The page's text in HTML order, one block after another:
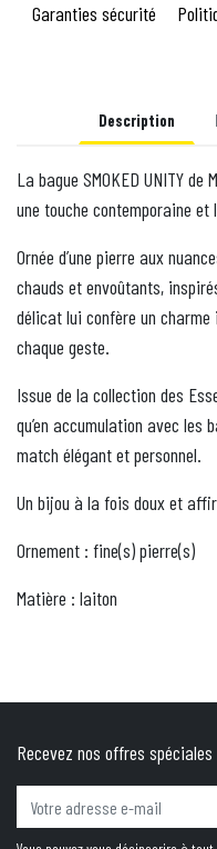
Garanties sécurité
Description
La bague SMOKED UNITY
une touche contemporaine et
Ornée d’une pierre aux
chauds et envoûtants,
délicat lui confère un
chaque geste.
Issue de la collection des
qu’en accumulation avec les
match élégant et personnel.
Un bijou à la fois doux et
Ornement : fine(s) pierre(s)
Matière : laiton
Recevez nos offres spéciales